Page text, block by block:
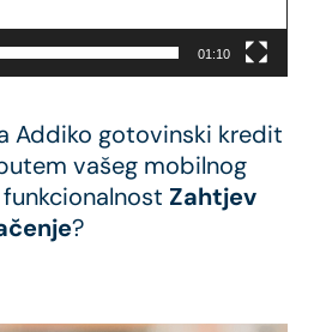
01:10
Addiko gotovinski kredit
vašeg mobilnog
Zahtjev
?